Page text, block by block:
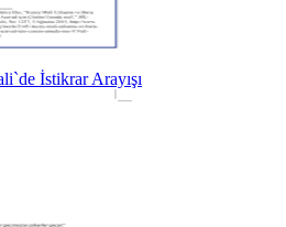
İstikrar Arayışı